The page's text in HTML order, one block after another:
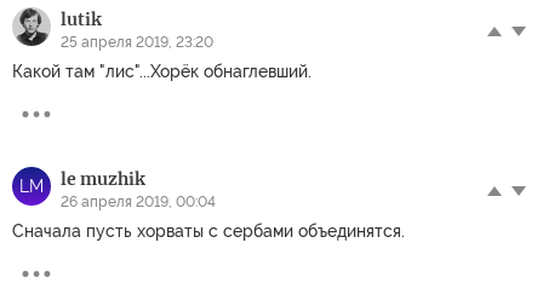
lutik
25 апреля 2019, 23:20
Какой там "лис"...Хорёк обнаглевший.
LM le muzhik
26 апреля 2019, 00:04
Сначала пусть хорваты с сербами объединятся.